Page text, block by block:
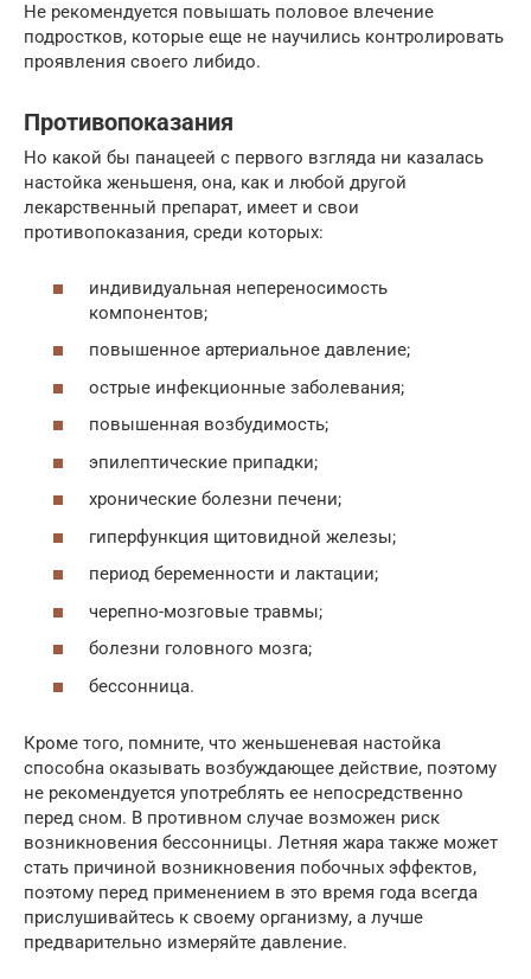
Не рекомендуется повышать половое влечение
подростков, которые еще не научились контролировать
проявления своего либидо.
Противопоказания
Но какой бы панацеей с первого взгляда ни казалась
настойка женьшеня, она, как и любой другой
лекарственный препарат, имеет и свои
противопоказания, среди которых:
индивидуальная непереносимость
компонентов;
повышенное артериальное давление;
острые инфекционные заболевания;
повышенная возбудимость;
эпилептические припадки;
хронические болезни печени;
гиперфункция щитовидной железы;
период беременности и лактации;
черепно-мозговые травмы;
болезни головного мозга;
бессонница.
Кроме того, помните, что женьшеневая настойка
способна оказывать возбуждающее действие, поэтому
не рекомендуется употреблять ее непосредственно
перед сном. В противном случае возможен риск
возникновения бессонницы. Летняя жара также может
стать причиной возникновения побочных эффектов,
поэтому перед применением в это время года всегда
прислушивайтесь к своему организму, а лучше
предварительно измеряйте давление.